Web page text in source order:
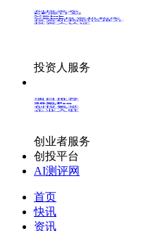
创投发布
LP源计划
VClub
VClub投资机构库
投资机构职位推介
投资人认证
投资人服务
项目推荐
36氪Pro
创投氪堂
企业入驻
创业者服务
创投平台
AI测评网
首页
快讯
资讯